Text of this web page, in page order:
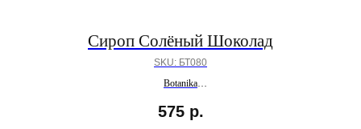
Сироп Солёный Шоколад
SKU: БТ080
Botanika
575 р.